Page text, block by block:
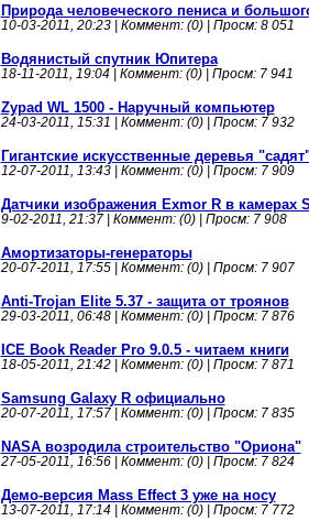
Природа человеческого пениса и
10-03-2011, 20:23 | Коммент: (0) | Просм: 8 051
Водянистый спутник Юпитера
18-11-2011, 19:04 | Коммент: (0) | Просм: 7 941
Zypad WL 1500 - Наручный компьютер
24-03-2011, 15:31 | Коммент: (0) | Просм: 7 932
Гигантские искусственные деревья
12-07-2011, 13:43 | Коммент: (0) | Просм: 7 909
Датчики изображения Exmor R в камерах
9-02-2011, 21:37 | Коммент: (0) | Просм: 7 908
Амортизаторы-генераторы
20-07-2011, 17:55 | Коммент: (0) | Просм: 7 907
Anti-Trojan Elite 5.37 - защита от троянов
29-03-2011, 06:48 | Коммент: (0) | Просм: 7 876
ICE Book Reader Pro 9.0.5 - читаем книги
18-05-2011, 21:42 | Коммент: (0) | Просм: 7 871
Samsung Galaxy R официально
20-07-2011, 17:57 | Коммент: (0) | Просм: 7 835
NASA возродила строительство "Ориона"
27-05-2011, 16:56 | Коммент: (0) | Просм: 7 824
Демо-версия Mass Effect 3 уже на носу
13-07-2011, 17:14 | Коммент: (0) | Просм: 7 772